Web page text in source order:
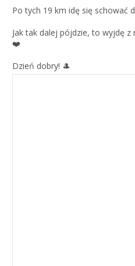
Po tych 19 km idę się schować
Jak tak dalej pójdzie, to wyjdę
❤️
Dzień dobry! 🎩